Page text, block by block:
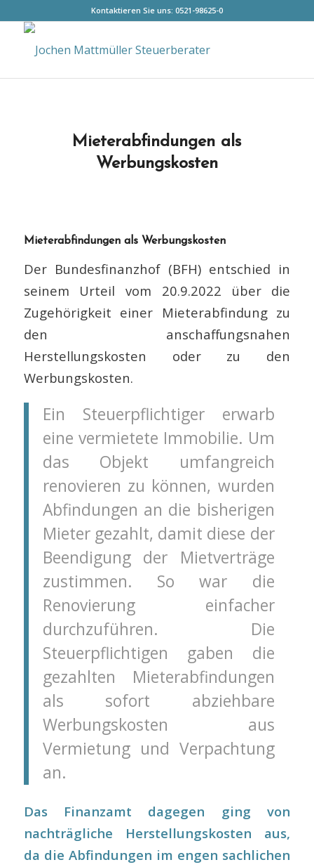
Kontaktieren Sie uns: 0521-98625-0
Mieterabfindungen als
Werbungskosten
Mieterabfindungen als Werbungskosten
Der Bundesfinanzhof (BFH) entschied in
seinem Urteil vom 20.9.2022 über die
Zugehörigkeit einer Mieterabfindung zu
den anschaffungsnahen
Herstellungskosten oder zu den
Werbungskosten.
Ein Steuerpflichtiger erwarb
eine vermietete Immobilie. Um
das Objekt umfangreich
renovieren zu können, wurden
Abfindungen an die bisherigen
Mieter gezahlt, damit diese der
Beendigung der Mietverträge
zustimmen. So war die
Renovierung einfacher
durchzuführen. Die
Steuerpflichtigen gaben die
gezahlten Mieterabfindungen
als sofort abziehbare
Werbungskosten aus
Vermietung und Verpachtung
an.
Das Finanzamt dagegen ging von
nachträgliche Herstellungskosten aus,
da die Abfindungen im engen sachlichen